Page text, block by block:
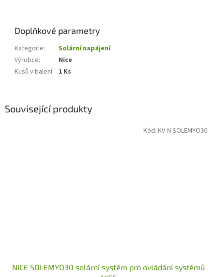
Související produkty
NICE SOLEMYO30 solární systém pro ovládání systémů
Kód: KV-N SOLEMYO30
Doplňkové parametry
Kategorie:
Solární napájení
Výrobce:
Nice
Kusů v balení: 1 Ks